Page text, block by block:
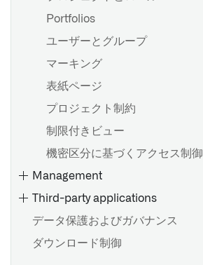
Portfolios
ユーザーとグループ
マーキング
表紙ページ
プロジェクト制約
制限付きビュー
機密区分に基づくアクセス制御
Management
Third-party applications
データ保護およびガバナンス
ダウンロード制御